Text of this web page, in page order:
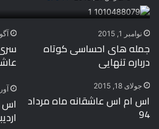
97
نوامبر 1, 2015
جمله های احساسی کوتاه
درباره تنهایی
جولای 18, 2015
اس ام اس عاشقانه ماه مرداد
94
آوریل
اس